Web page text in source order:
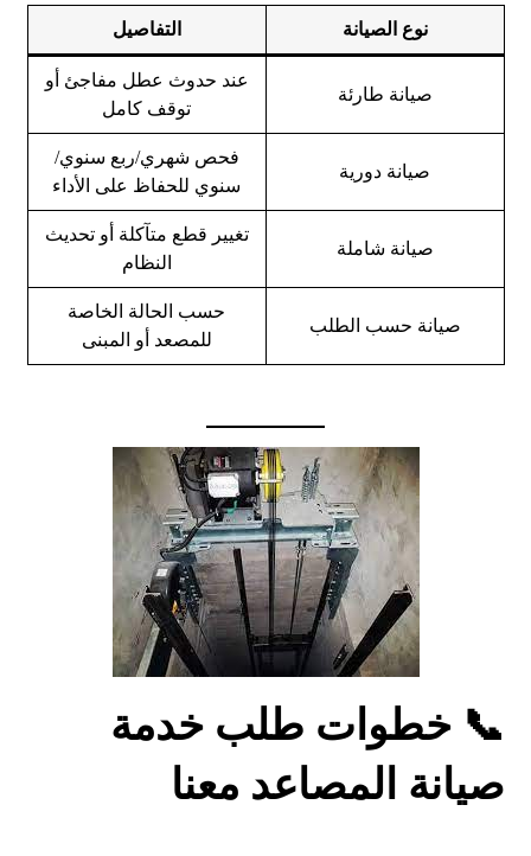
نوع الصيانة التفاصيل
صيانة طارئة
عند حدوث عطل مفاجئ أو
توقف كامل
صيانة دورية
فحص شهري/ربع سنوي/
سنوي للحفاظ على الأداء
صيانة شاملة
تغيير قطع متآكلة أو تحديث
النظام
صيانة حسب الطلب
حسب الحالة الخاصة
للمصعد أو المبنى
📞 خطوات طلب خدمة
صيانة المصاعد معنا